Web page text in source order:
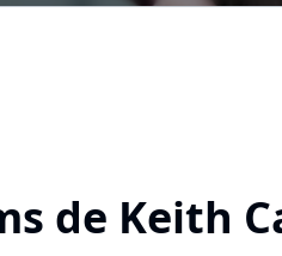
de Keith